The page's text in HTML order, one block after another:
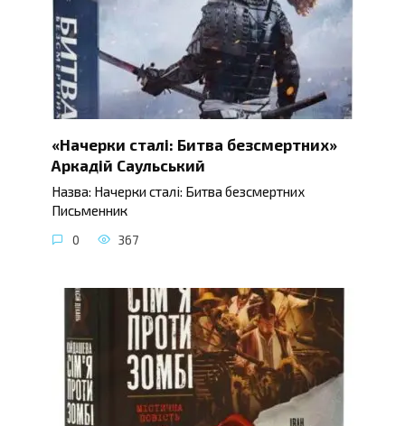
«Начерки сталі: Битва безсмертних»
Аркадій Саульський
Назва: Начерки сталі: Битва безсмертних
Письменник
0 367